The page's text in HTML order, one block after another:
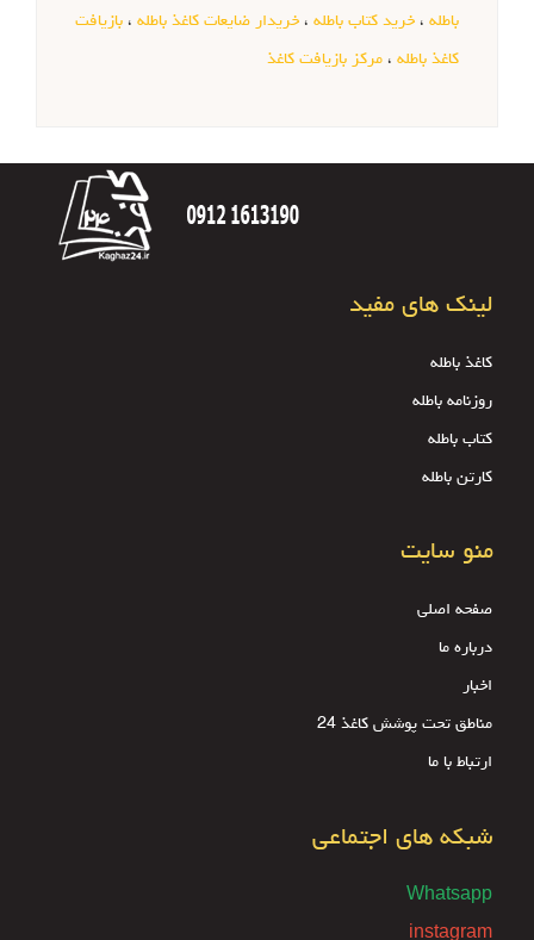
باطله ، خرید کتاب باطله ، خریدار ضایعات کاغذ باطله ، بازیافت
کاغذ باطله ، مرکز بازیافت کاغذ
لینک های مفید
کاغذ باطله
روزنامه باطله
کتاب باطله
کارتن باطله
منو سایت
صفحه اصلی
درباره ما
اخبار
مناطق تحت پوشش کاغذ 24
ارتباط با ما
شبکه های اجتماعی
Whatsapp
instagram